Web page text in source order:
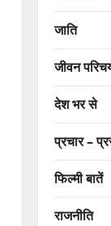
जाति
जीवन
देश भर से
प्रचार –
फिल्मी बातें
राजनीति